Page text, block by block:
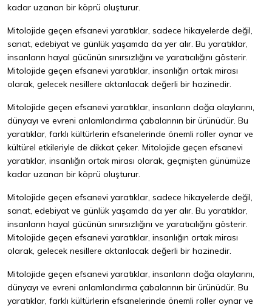
kadar uzanan bir köprü oluşturur.
Mitolojide geçen efsanevi yaratıklar, sadece hikayelerde değil,
sanat, edebiyat ve günlük yaşamda da yer alır. Bu yaratıklar,
insanların hayal gücünün sınırsızlığını ve yaratıcılığını gösterir.
Mitolojide geçen efsanevi yaratıklar, insanlığın ortak mirası
olarak, gelecek nesillere aktarılacak değerli bir hazinedir.
Mitolojide geçen efsanevi yaratıklar, insanların doğa olaylarını,
dünyayı ve evreni anlamlandırma çabalarının bir ürünüdür. Bu
yaratıklar, farklı kültürlerin efsanelerinde önemli roller oynar ve
kültürel etkileriyle de dikkat çeker. Mitolojide geçen efsanevi
yaratıklar, insanlığın ortak mirası olarak, geçmişten günümüze
kadar uzanan bir köprü oluşturur.
Mitolojide geçen efsanevi yaratıklar, sadece hikayelerde değil,
sanat, edebiyat ve günlük yaşamda da yer alır. Bu yaratıklar,
insanların hayal gücünün sınırsızlığını ve yaratıcılığını gösterir.
Mitolojide geçen efsanevi yaratıklar, insanlığın ortak mirası
olarak, gelecek nesillere aktarılacak değerli bir hazinedir.
Mitolojide geçen efsanevi yaratıklar, insanların doğa olaylarını,
dünyayı ve evreni anlamlandırma çabalarının bir ürünüdür. Bu
yaratıklar, farklı kültürlerin efsanelerinde önemli roller oynar ve